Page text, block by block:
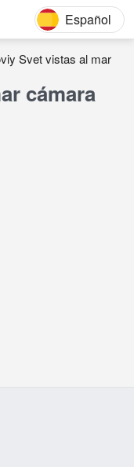
Español
Svet vistas al mar
cámara